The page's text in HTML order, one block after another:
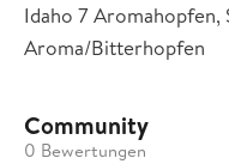
Idaho 7
Aroma/Bitterhopfen
Community
0 Bewertungen